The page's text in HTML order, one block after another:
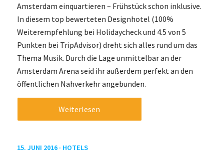
Amsterdam einquartieren – Frühstück schon inklusive.
In diesem top bewerteten Designhotel (100%
Weiterempfehlung bei Holidaycheck und 4.5 von 5
Punkten bei TripAdvisor) dreht sich alles rund um das
Thema Musik. Durch die Lage unmittelbar an der
Amsterdam Arena seid ihr außerdem perfekt an den
öffentlichen Nahverkehr angebunden.
Weiterlesen
15. JUNI 2016 · HOTELS